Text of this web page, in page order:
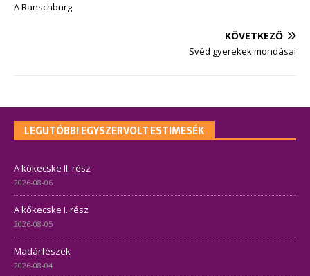
A Ranschburg
KÖVETKEZŐ
Svéd gyerekek mondásai
LEGUTÓBBI EGYSZERVOLT ESTIMESÉK
A kőkecske II. rész
2026-08-06
A kőkecske I. rész
2026-08-05
Madárfészek
2026-08-04